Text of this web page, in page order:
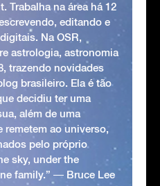
Trabalha na área há 12
editando e
Na OSR,
astrologia, astronomia
trazendo novidades
brasileiro. Ela é tão
decidiu ter uma
além de uma
remetem ao universo,
pelo próprio
sky, under the
family.” ― Bruce Lee